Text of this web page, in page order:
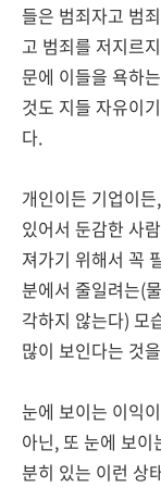
들은 범죄자고 범
고 범죄를 저지르
문에 이들을 욕하
것도 지들 자유이
다.
개인이든 기업이
있어서 둔감한 사
져가기 위해서 꼭
분에서 줄일려는(
각하지 않는다) 모
많이 보인다는 것
눈에 보이는 이익
아닌, 또 눈에 보
분히 있는 이런 상